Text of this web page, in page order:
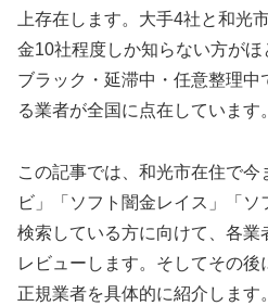
上存在します。大手4社と和光
金10社程度しか知らない方が
ブラック・延滞中・任意整理
る業者が全国に点在しています。
この記事では、和光市在住で
ビ」「ソフト闇金レイス」「
検索している方に向けて、各業
レビューします。そしてその後
正規業者を具体的に紹介します。